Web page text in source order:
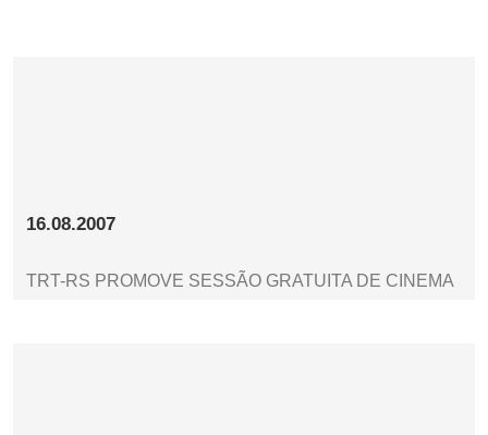
16.08.2007
TRT-RS PROMOVE SESSÃO GRATUITA DE CINEMA